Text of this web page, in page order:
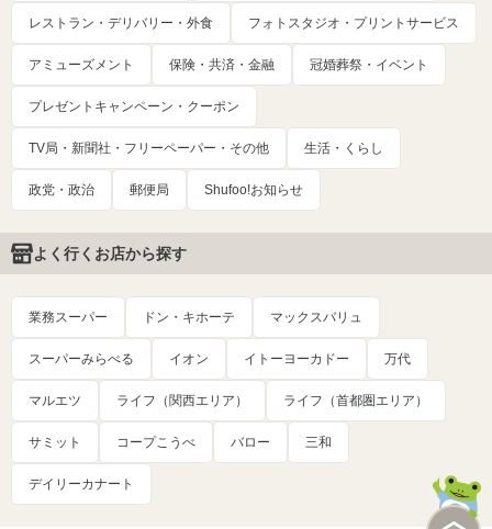
レストラン・デリバリー・外食 フォトスタジオ・プリントサービス
アミューズメント 保険・共済・金融 冠婚葬祭・イベント
プレゼントキャンペーン・クーポン
TV局・新聞社・フリーペーパー・その他 生活・くらし
政党・政治 郵便局 Shufoo!お知らせ
よく行くお店から探す
業務スーパー ドン・キホーテ マックスバリュ
スーパーみらべる イオン イトーヨーカドー 万代
マルエツ ライフ（関西エリア） ライフ（首都圏エリア）
サミット コープこうべ バロー 三和
デイリーカナート